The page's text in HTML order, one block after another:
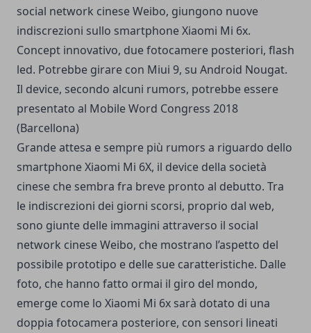
social network cinese Weibo, giungono nuove
indiscrezioni sullo smartphone Xiaomi Mi 6x.
Concept innovativo, due fotocamere posteriori, flash
led. Potrebbe girare con Miui 9, su Android Nougat.
Il device, secondo alcuni rumors, potrebbe essere
presentato al Mobile Word Congress 2018
(Barcellona)
Grande attesa e sempre più rumors a riguardo dello
smartphone Xiaomi Mi 6X, il device della società
cinese che sembra fra breve pronto al debutto. Tra
le indiscrezioni dei giorni scorsi, proprio dal web,
sono giunte delle immagini attraverso il social
network cinese Weibo, che mostrano l’aspetto del
possibile prototipo e delle sue caratteristiche. Dalle
foto, che hanno fatto ormai il giro del mondo,
emerge come lo Xiaomi Mi 6x sarà dotato di una
doppia fotocamera posteriore, con sensori lineati